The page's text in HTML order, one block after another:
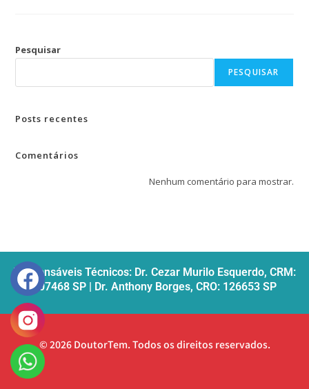
Pesquisar
PESQUISAR
Posts recentes
Comentários
Nenhum comentário para mostrar.
Responsáveis Técnicos: Dr. Cezar Murilo Esquerdo, CRM:
107468 SP | Dr. Anthony Borges, CRO: 126653 SP
© 2026 DoutorTem. Todos os direitos reservados.